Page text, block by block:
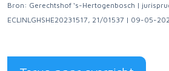
Bron: Gerechtshof ‘s-Hertogenbosch |
ECLINLGHSHE20231517, 21/01537 | 09-05-